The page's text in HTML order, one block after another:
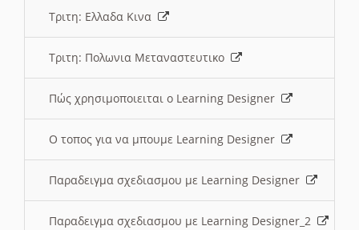
Τριτη: Ελλαδα Κινα
Τριτη: Πολωνια Μεταναστευτικο
Πώς χρησιμοποιειται ο Learning Designer
O τοπος για να μπουμε Learning Designer
Παραδειγμα σχεδιασμου με Learning Designer
Παραδειγμα σχεδιασμου με Learning Designer_2